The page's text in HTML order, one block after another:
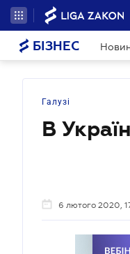
БІЗНЕС
Галузі
В
6 лютого 2020,